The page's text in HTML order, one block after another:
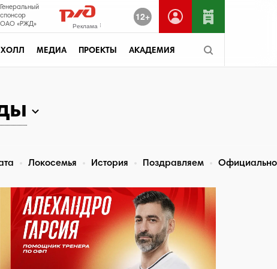
12+
Генеральный
спонсор
ОАО «РЖД»
Реклама
ХОЛЛ МЕДИА ПРОЕКТЫ АКАДЕМИЯ
Локосемья История Поздравляем Официально